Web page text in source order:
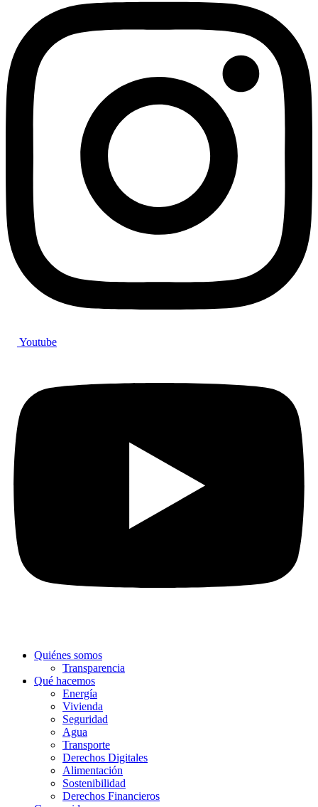
Youtube
Quiénes somos
Transparencia
Qué hacemos
Energía
Vivienda
Seguridad
Agua
Transporte
Derechos Digitales
Alimentación
Sostenibilidad
Derechos Financieros